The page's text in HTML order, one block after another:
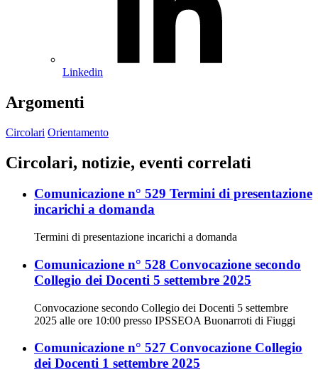
Linkedin
Argomenti
Circolari Orientamento
Circolari, notizie, eventi correlati
Comunicazione n° 529 Termini di presentazione
incarichi a domanda
Termini di presentazione incarichi a domanda
Comunicazione n° 528 Convocazione secondo
Collegio dei Docenti 5 settembre 2025
Convocazione secondo Collegio dei Docenti 5 settembre
2025 alle ore 10:00 presso IPSSEOA Buonarroti di Fiuggi
Comunicazione n° 527 Convocazione Collegio
dei Docenti 1 settembre 2025